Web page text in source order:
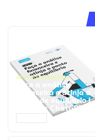
GESTÃO FINANCEIRA
Faça a análise
financeira e atinja o
ponto de equilíbrio |
Prompts ChatGPT